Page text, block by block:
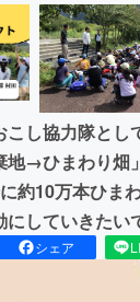
こし協力隊とし
地→ひまわり畑
約10万本ひま
していきたい
シェア